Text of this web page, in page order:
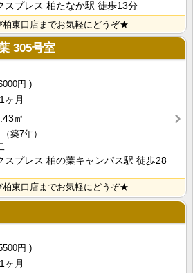
スプレス 柏たなか駅 徒歩13分
柏東口店までお気軽にどうぞ★
305号室
円
1ヶ月
㎡
（築7年）
スプレス 柏の葉キャンパス駅 徒歩28
柏東口店までお気軽にどうぞ★
円
1ヶ月